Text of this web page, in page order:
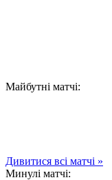
Майбутні матчі:
Дивитися всі матчі »
Минулі матчі: